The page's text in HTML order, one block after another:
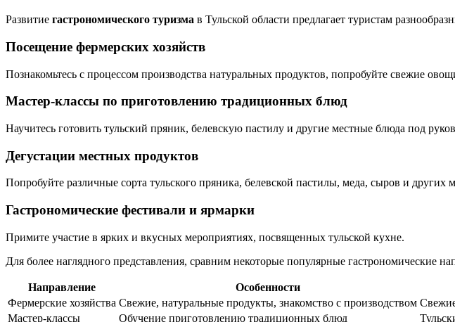
Развитие гастрономического туризма в Тульской области предлагает туристам
Посещение фермерских хозяйств
Познакомьтесь с процессом производства натуральных продуктов, попробуйте свежие
Мастер-классы по приготовлению традиционных блюд
Научитесь готовить тульский пряник, белевскую пастилу и другие местные блюда под
Дегустации местных продуктов
Попробуйте различные сорта тульского пряника, белевской пастилы, меда, сыров и других
Гастрономические фестивали и ярмарки
Примите участие в ярких и вкусных мероприятиях, посвященных тульской кухне.
Для более наглядного представления, сравним некоторые популярные гастрономические
Направление Особенности
Фермерские хозяйства Свежие, натуральные продукты, знакомство с производством
Мастер-классы
Обучение приготовлению традиционных блюд